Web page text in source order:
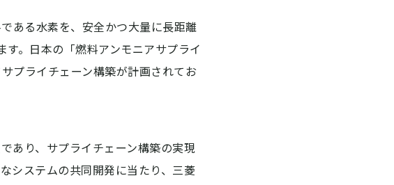
ある水素を、安全かつ大量に長距離
。日本の「燃料アンモニアサプライ
プライチェーン構築が計画されてお
あり、サプライチェーン構築の実現
システムの共同開発に当たり、三菱